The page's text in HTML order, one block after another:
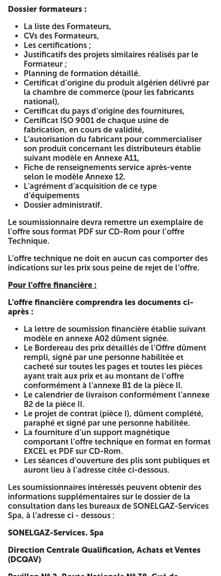
4514
RD Bechar 29
RD Alger 15
session)
RD
constantine
37 74
personnes pour 4
session et 13
session )
RD Ouragla 36 72
personnes par
session)
Quantités
Totale /AO
149 298 /
La consultation est destinée aux entreprises ayant au
préalable l’autorisation d’acquisition de ce type
d’équipements.
La consultation sera réalisée en une seule phase, avec
remise concomitante séance tenante auprès de la
Commission d’Ouverture des Plis (COPU), des plis des
offres techniqueset des plis desoffres financières.
Les plis des offres techniques devront être distincts de ceux
des offres financières qui seront ouvertes à l’issue de
l’évaluation des offres techniques.
Les documents techniques et administratifs constituants le
pli technique et le pli financier, sont listés en détail dans la
pièce «zéro» du cahier des charges.
Tout candidat algérien intéressé par le présent avis pourra
recevoir gratuitement un dossier complet de dossier de
candidature sous format électronique.
Les offres techniques et financières doivent être déposées
à l'adresse ci-dessous le 09/04/2026 à 09h30.
Le soumissionnaire remettra un dossier complet constitué
par les documents cités ci-dessous, datés, signés et
paraphés par une personne dûment habilitée :
Pour l’offre technique :
L’offre technique comprendra les documents ci-après :
complétés (sans mention de prix), signés et paraphés
aux bas de chaque page portant dans sa dernière page
la mention « Lu et accepté »,
Les fiches et spécifications techniques dûment visées
Documentation technique détaillée des fournitures et
procédés de fabrication, qualifications et autres),
Les références authentifiées des plus importants
clients ayant eu recours à ses services durant les cinq
4514
Dossier formateurs :
La liste des Formateurs,
CVs des Formateurs,
Les certifications ;
Justificatifs des projets similaires réalisés par le
Formateur ;
Planning de formation détaillé.
Certificat d’origine du produit algérien délivré par
la chambre de commerce (pour les fabricants
national),
Certificat du pays d’origine des fournitures,
Certificat ISO 9001 de chaque usine de
fabrication, en cours de validité,
L’autorisation du fabricant pour commercialiser
son produit concernant les distributeurs établie
suivant modèle en Annexe A11,
Fiche de renseignements service après-vente
selon le modèle Annexe 12.
L’agrément d’acquisition de ce type
d’équipements
Dossier administratif.
Le soumissionnaire devra remettre un exemplaire de
l'offre sous format PDF sur CD-Rom pour l'offre
Technique.
L’offre technique ne doit en aucun cas comporter des
indications sur les prix sous peine de rejet de l’offre.
Pour l’offre financière :
L’offre financière comprendra les documents ci-
après :
La lettre de soumission financière établie suivant
modèle en annexe A02 dûment signée.
Le Bordereau des prix détaillés de l’Offre dûment
rempli, signé par une personne habilitée et
cacheté sur toutes les pages et toutes les pièces
ayant trait aux prix et au montant de l’offre
conformément à l’annexe B1 de la pièce II.
Le calendrier de livraison conformément l’annexe
B2 de la pièce II.
Le projet de contrat (pièce I), dûment complété,
paraphé et signé par une personne habilitée.
La fourniture d’un support magnétique
comportant l’offre technique en format en format
EXCEL et PDF sur CD-Rom.
Les séances d'ouverture des plis sont publiques et
auront lieu à l'adresse citée ci-dessous.
Les soumissionnaires intéressés peuvent obtenir des
informations supplémentaires sur le dossier de la
consultation dans les bureaux de SONELGAZ-Services
Spa, à l’adresse ci - dessous :
SONELGAZ-Services. Spa
Direction Centrale Qualification, Achats et Ventes
(DCQAV)